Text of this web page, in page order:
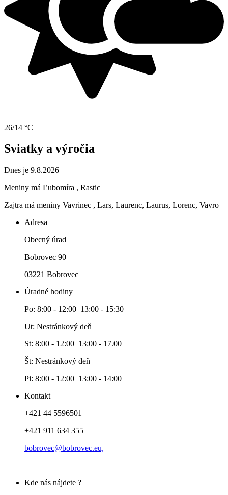
26/14 °C
Sviatky a výročia
Dnes je 9.8.2026
Meniny má Ľubomíra , Rastic
Zajtra má meniny Vavrinec , Lars, Laurenc, Laurus, Lorenc, Vavro
Adresa
Obecný úrad
Bobrovec 90
03221 Bobrovec
Úradné hodiny
Po: 8:00 - 12:00 13:00 - 15:30
Ut: Nestránkový deň
St: 8:00 - 12:00 13:00 - 17.00
Št: Nestránkový deň
Pi: 8:00 - 12:00 13:00 - 14:00
Kontakt
+421 44 5596501
+421 911 634 355
bobrovec@bobrovec.eu,
Kde nás nájdete ?